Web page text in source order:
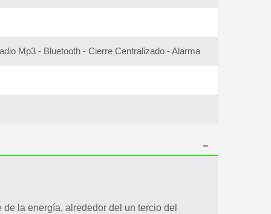
Mp3 - Bluetooth - Cierre Centralizado - Alarma
la energía, alrededor del un tercio del